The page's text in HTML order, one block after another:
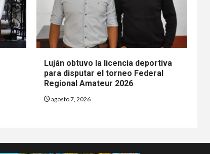
Luján obtuvo la licencia deportiva
para disputar el torneo Federal
Regional Amateur 2026
agosto 7, 2026